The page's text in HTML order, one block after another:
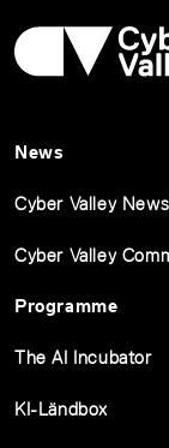
News
Cyber Valley
Cyber Valley
Programme
The AI Incubator
KI-Ländbox